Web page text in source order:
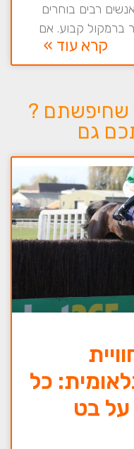
רבים בוחרים
ברמקול קבוע. אם
קרא עוד »
?
גם
כל
בט